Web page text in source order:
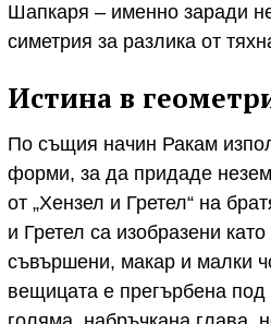
Шапкаря – именно заради
симетрия за разлика от
Истина в
По същия начин Ракам
форми, за да придаде
от „Хензел и Гретел“ на
и Гретел са изобразени
съвършени, макар и малки
вещицата е прегърбена